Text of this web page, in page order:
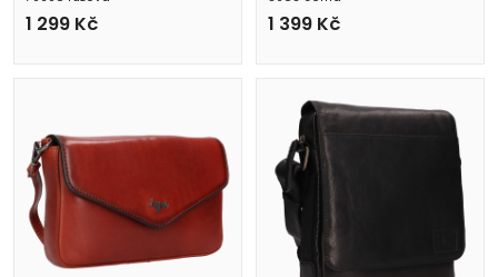
1 299 Kč 1 399 Kč